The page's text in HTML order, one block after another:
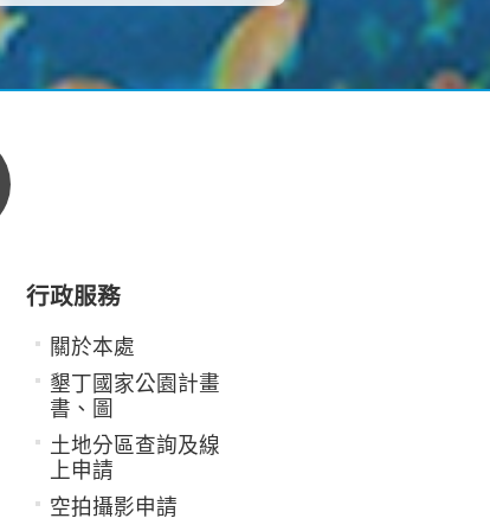
行政服務
關於本處
墾丁國家公園計畫
書、圖
土地分區查詢及線
上申請
空拍攝影申請